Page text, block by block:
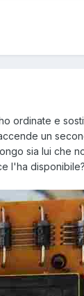
ordinate e
un
sia lui che
l'ha